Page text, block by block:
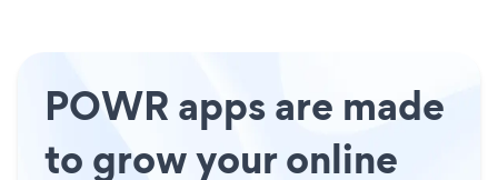
POWR apps are made
to grow your online